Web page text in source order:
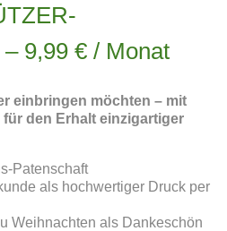
9,99 € / Monat
einbringen möchten – mit
den Erhalt einzigartiger
Patenschaft
als hochwertiger Druck per
Weihnachten als Dankeschön